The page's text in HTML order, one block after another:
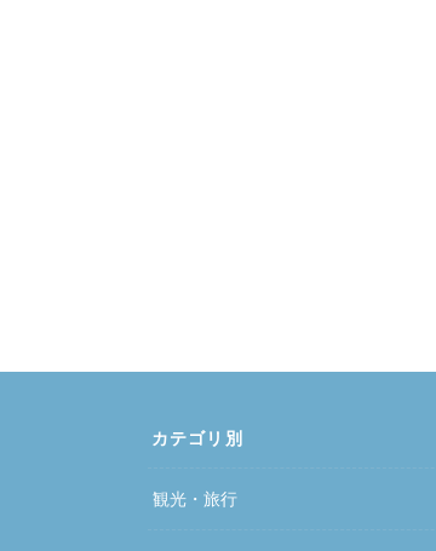
カテゴリ別
観光・旅行